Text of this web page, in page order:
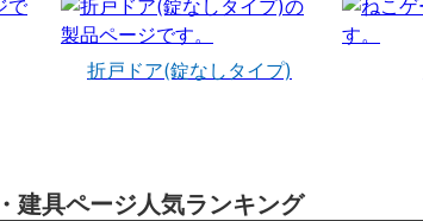
折戸ドア(錠なしタイプ)
建具ページ人気ランキング